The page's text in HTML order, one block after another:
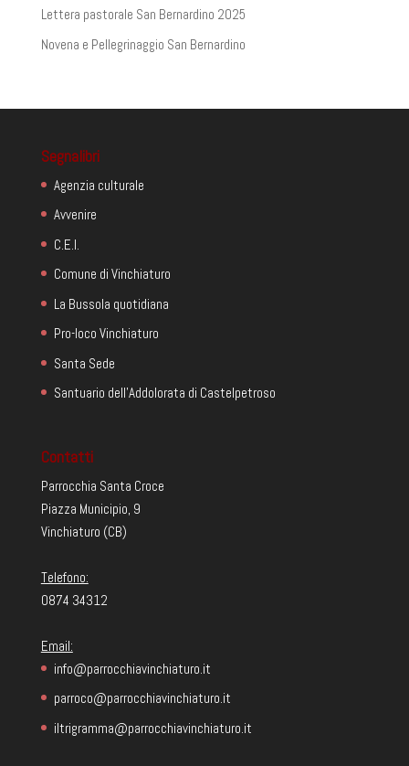
Lettera pastorale San Bernardino 2025
Novena e Pellegrinaggio San Bernardino
Segnalibri
Agenzia culturale
Avvenire
C.E.I.
Comune di Vinchiaturo
La Bussola quotidiana
Pro-loco Vinchiaturo
Santa Sede
Santuario dell'Addolorata di Castelpetroso
Contatti
Parrocchia Santa Croce
Piazza Municipio, 9
Vinchiaturo (CB)
Telefono:
0874 34312
Email:
info@parrocchiavinchiaturo.it
parroco@parrocchiavinchiaturo.it
iltrigramma@parrocchiavinchiaturo.it